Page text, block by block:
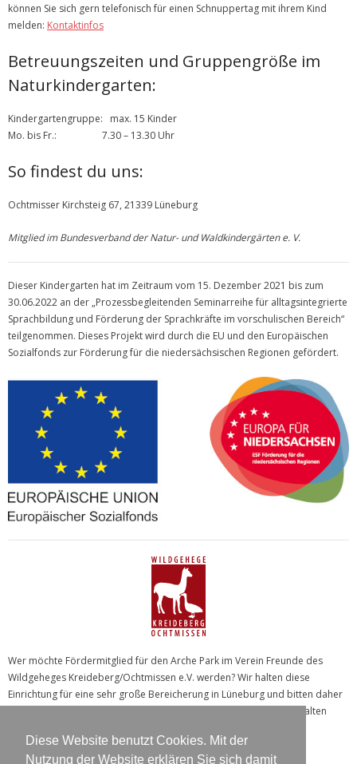
können Sie sich gern telefonisch für einen Schnuppertag mit ihrem Kind
melden: Kontaktinfos
Betreuungszeiten und Gruppengröße im
Naturkindergarten:
Kindergartengruppe: max. 15 Kinder
Mo. bis Fr.: 7.30 – 13.30 Uhr
So findest du uns:
Ochtmisser Kirchsteig 67, 21339 Lüneburg
Mitglied im Bundesverband der Natur- und Waldkindergärten e. V.
Dieser Kindergarten hat im Zeitraum vom 15. Dezember 2021 bis zum
30.06.2022 an der „Prozessbegleitenden Seminarreihe für alltagsintegrierte
Sprachbildung und Förderung der Sprachkräfte im vorschulischen Bereich“
teilgenommen. Dieses Projekt wird durch die EU und den Europäischen
Sozialfonds zur Förderung für die niedersächsischen Regionen gefördert.
Wer möchte Fördermitglied für den Arche Park im Verein Freunde des
Wildgeheges Kreideberg/Ochtmissen e.V. werden? Wir halten diese
Einrichtung für eine sehr große Bereicherung in Lüneburg und bitten daher
um Unterstützung, damit uns das Wildgehege noch sehr lange erhalten
Weitere Informationen unter„Sponsoren & Partner“
Diese Website benutzt Cookies. Mit der
Nutzung der Website erklären Sie sich damit